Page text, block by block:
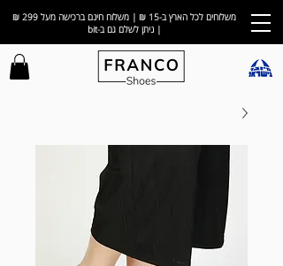
משלוחים לכל הארץ ב-15 ₪ | משלוח חינם ברכישה מעל 299 ₪
| ניתן לשלם גם ב-bit